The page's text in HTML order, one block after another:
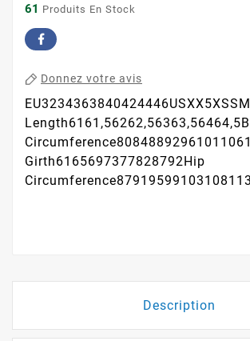
61 Produits En Stock
Donnez votre avis
Girth6165697377828792Hip
Description